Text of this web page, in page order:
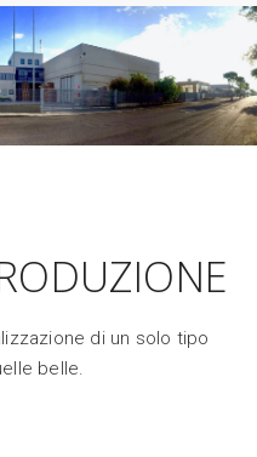
di un solo tipo
belle.